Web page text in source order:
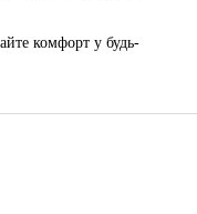
комфорт у будь-